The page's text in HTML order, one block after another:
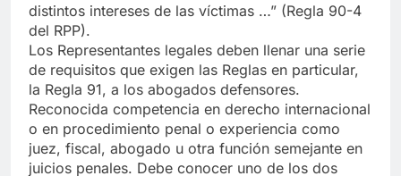
distintos intereses de las víctimas …” (Regla 90-4
del RPP).
Los Representantes legales deben llenar una serie
de requisitos que exigen las Reglas en particular,
la Regla 91, a los abogados defensores.
Reconocida competencia en derecho internacional
o en procedimiento penal o experiencia como
juez, fiscal, abogado u otra función semejante en
juicios penales. Debe conocer uno de los dos